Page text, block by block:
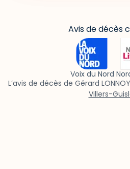
Avis de décès
Voix du Nord
L’avis de décès de Gérard
Villers-